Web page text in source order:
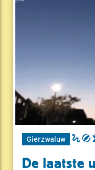
Gierzwaluw
De laatste